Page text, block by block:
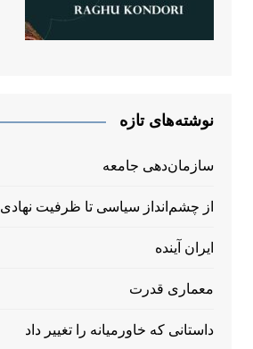
نوشته‌های تازه
سازمان‌دهی جامعه
از چشم‌انداز سیاسی تا ظرفیت نهادی
ایران آینده
معماری قدرت
داستانی که خاورمیانه را تغییر داد